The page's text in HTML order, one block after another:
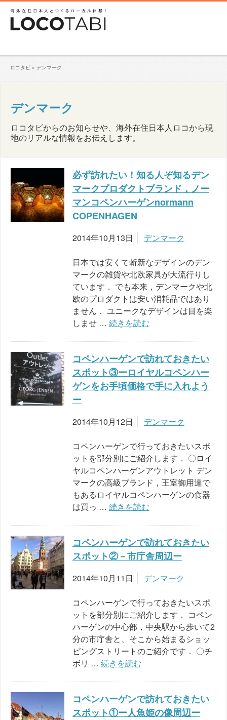
ロコタビ » デンマーク
デンマーク
ロコタビからのお知らせや、海外在住日本人ロコから現
地のリアルな情報をお伝えします。
必ず訪れたい！知る人ぞ知るデン
マークプロダクトブランド，ノー
マンコペンハーゲンnormann
COPENHAGEN
2014年10月13日 デンマーク
日本では安くて斬新なデザインのデン
マークの雑貨や北欧家具が大流行りし
ています． でも本来，デンマークや北
欧のプロダクトは安い消耗品ではあり
ません． ユニークなデザインは目を楽
しませ … 続きを読む
コペンハーゲンで訪れておきたい
スポット③ーロイヤルコペンハー
ゲンをお手頃価格で手に入れよう
ー
2014年10月12日 デンマーク
コペンハーゲンで行っておきたいスポ
ットを部分別にご紹介します． 〇ロイ
ヤルコペンハーゲンアウトレット デン
マークの高級ブランド，王室御用達で
もあるロイヤルコペンハーゲンの食器
は買っ … 続きを読む
コペンハーゲンで訪れておきたい
スポット②－市庁舎周辺ー
2014年10月11日 デンマーク
コペンハーゲンで行っておきたいスポ
ットを部分別にご紹介します． コペン
ハーゲンの中心部，中央駅から歩いて2
分の市庁舎と、そこから始まるショッ
ピングストリートのご紹介です． 〇チ
ボリ … 続きを読む
コペンハーゲンで訪れておきたい
スポット①ー人魚姫の像周辺ー